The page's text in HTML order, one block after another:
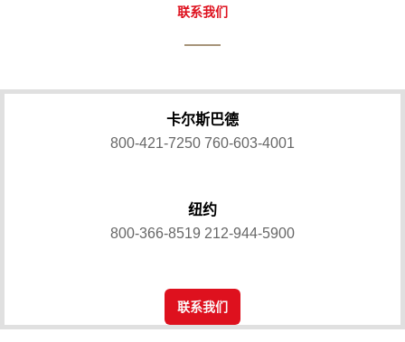
联系我们
卡尔斯巴德
800-421-7250 760-603-4001
纽约
800-366-8519 212-944-5900
联系我们